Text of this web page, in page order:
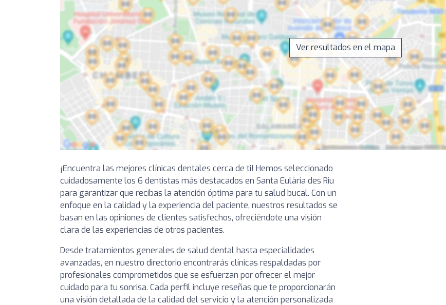
Ver resultados en el mapa
¡Encuentra las mejores clínicas dentales cerca de ti! Hemos seleccionado
cuidadosamente los 6 dentistas más destacados en Santa Eulària des Riu
para garantizar que recibas la atención óptima para tu salud bucal. Con un
enfoque en la calidad y la experiencia del paciente, nuestros resultados se
basan en las opiniones de clientes satisfechos, ofreciéndote una visión
clara de las experiencias de otros pacientes.
Desde tratamientos generales de salud dental hasta especialidades
avanzadas, en nuestro directorio encontrarás clínicas respaldadas por
profesionales comprometidos que se esfuerzan por ofrecer el mejor
cuidado para tu sonrisa. Cada perfil incluye reseñas que te proporcionarán
una visión detallada de la calidad del servicio y la atención personalizada